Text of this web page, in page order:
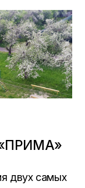
двух самых